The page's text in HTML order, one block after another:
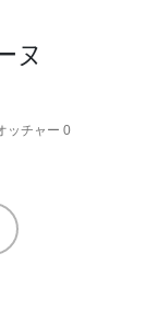
ヌ
ッチャー 0